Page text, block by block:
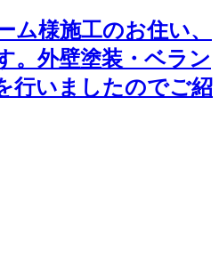
様施工のお住い、
。外壁塗装・ベラン
行いましたのでご紹